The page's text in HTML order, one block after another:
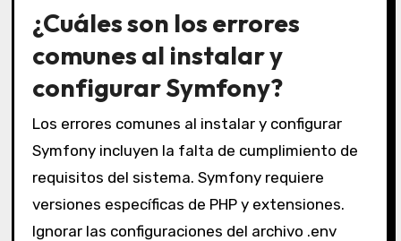
¿Cuáles son los errores
comunes al instalar y
configurar Symfony?
Los errores comunes al instalar y configurar
Symfony incluyen la falta de cumplimiento de
requisitos del sistema. Symfony requiere
versiones específicas de PHP y extensiones.
Ignorar las configuraciones del archivo .env